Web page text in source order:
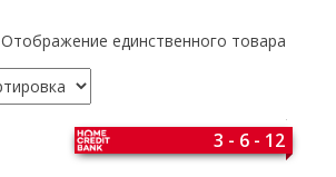
Отображение единственного товара
3 - 6 - 12